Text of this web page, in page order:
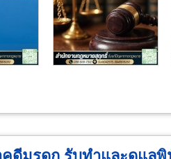
ดีมรดก รับทำและดูแลพิ